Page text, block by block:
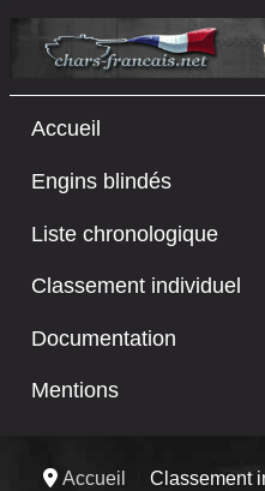
Accueil
Engins blindés
Liste chronologique
Classement individuel
Documentation
Mentions
Accueil Classement